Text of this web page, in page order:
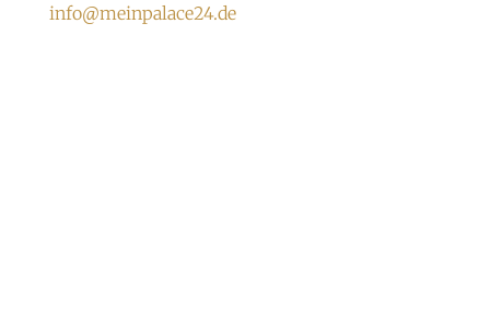
info@meinpalace24.de